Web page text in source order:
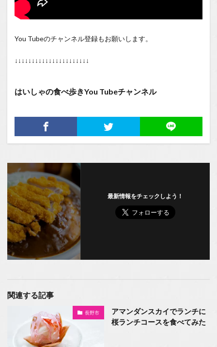
You Tubeのチャンネル登録もお願いします。
↓↓↓↓↓↓↓↓↓↓↓↓↓↓↓↓↓↓↓↓↓↓
はいしゃの食べ歩きYou Tubeチャンネル
最新情報をチェックしよう！
関連する記事
長野市
アマンダンスカイでランチに
桜ランチコースを食べてみた